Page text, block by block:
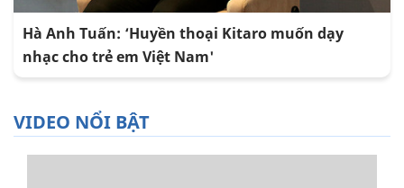
Hà Anh Tuấn: ‘Huyền thoại Kitaro muốn dạy
nhạc cho trẻ em Việt Nam'
VIDEO NỔI BẬT